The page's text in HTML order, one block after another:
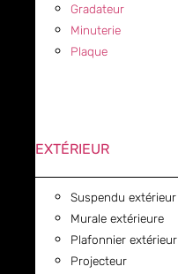
Gradateur
Minuterie
Plaque
EXTÉRIEUR
Suspendu extérieur
Murale extérieure
Plafonnier extérieur
Projecteur